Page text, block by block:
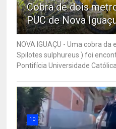
Cobra de dois
PUC de Nova
NOVA IGUAÇU - Uma cobra
Spilotes sulphureus ) foi
Pontifícia Universidade Católica
10